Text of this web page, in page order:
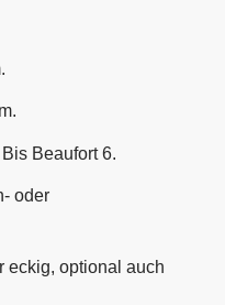
Beaufort 6.
oder
eckig, optional auch